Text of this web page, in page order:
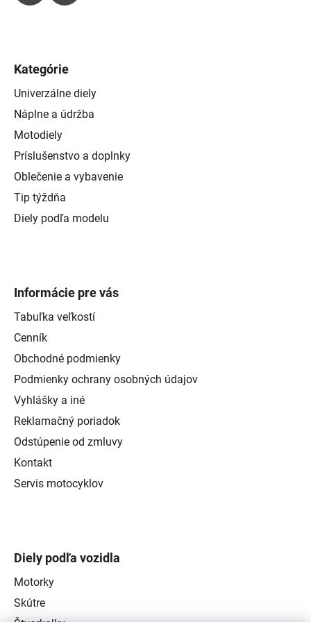
Kategórie
Univerzálne diely
Náplne a údržba
Motodiely
Príslušenstvo a doplnky
Oblečenie a vybavenie
Tip týždňa
Diely podľa modelu
Informácie pre vás
Tabuľka veľkostí
Cenník
Obchodné podmienky
Podmienky ochrany osobných údajov
Vyhlášky a iné
Reklamačný poriadok
Odstúpenie od zmluvy
Kontakt
Servis motocyklov
Diely podľa vozidla
Motorky
Skútre